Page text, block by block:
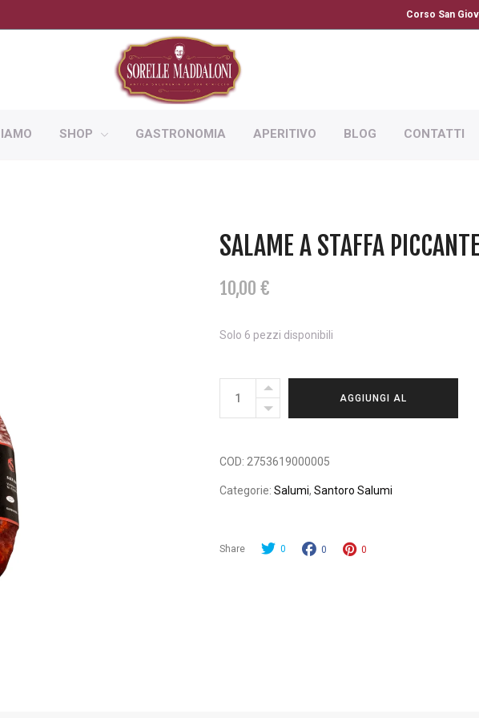
Corso San
SHOP GASTRONOMIA APERITIVO BLOG CONTATTI
SALAME A STAFFA
10,00€
Solo 6 pezzi disponibili
PICCANTE
quantity
AGGIUNGI AL
COD: 2753619000005
Categorie:Salumi,Santoro Salumi
Share 0 0 0